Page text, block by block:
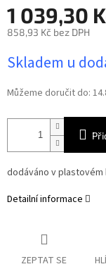
1 039,30
858,93 Kč bez DPH
cena:
Skladem u
Můžeme doručit do:
dodáváno v plastovém
Detailní informace
ZEPTAT SE